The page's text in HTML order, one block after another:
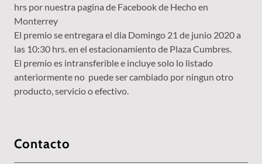
hrs por nuestra pagina de Facebook de Hecho en
Monterrey
El premio se entregara el dia Domingo 21 de junio 2020 a
las 10:30 hrs. en el estacionamiento de Plaza Cumbres.
El premio es intransferible e incluye solo lo listado
anteriormente no puede ser cambiado por ningun otro
producto, servicio o efectivo.
Contacto